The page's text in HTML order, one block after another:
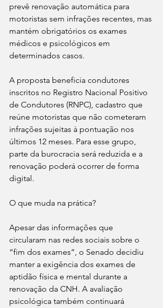
prevê renovação automática para
motoristas sem infrações recentes, mas
mantém obrigatórios os exames
médicos e psicológicos em
determinados casos.
A proposta beneficia condutores
inscritos no Registro Nacional Positivo
de Condutores (RNPC), cadastro que
reúne motoristas que não cometeram
infrações sujeitas à pontuação nos
últimos 12 meses. Para esse grupo,
parte da burocracia será reduzida e a
renovação poderá ocorrer de forma
digital.
O que muda na prática?
Apesar das informações que
circularam nas redes sociais sobre o
“fim dos exames”, o Senado decidiu
manter a exigência dos exames de
aptidão física e mental durante a
renovação da CNH. A avaliação
psicológica também continuará